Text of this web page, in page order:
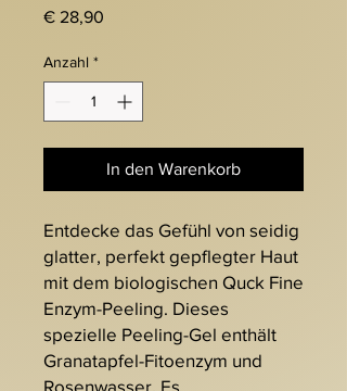
€ 28,90
Anzahl *
In den Warenkorb
Entdecke das Gefühl von seidig
glatter, perfekt gepflegter Haut
mit dem biologischen Quck Fine
Enzym-Peeling. Dieses
spezielle Peeling-Gel enthält
Granatapfel-Fitoenzym und
Rosenwasser. Es